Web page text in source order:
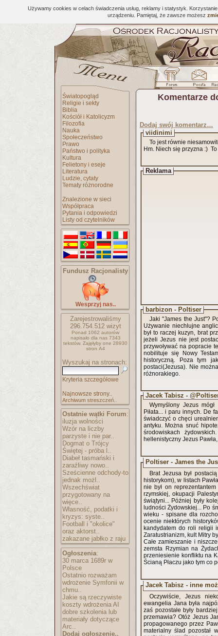
Używamy cookies w celach świadczenia usług, reklamy i statystyk.
urządzeniu. Pamiętaj, że zawsze możesz
Światopogląd
Religie i sekty
Biblia
Kościół i Katolicyzm
Filozofia
Nauka
Społeczeństwo
Prawo
Państwo i polityka
Kultura
Felietony i eseje
Literatura
Ludzie, cytaty
Tematy różnorodne
Znalezione w sieci
Współpraca
Pytania i odpowiedzi
Listy od czytelników
Fundusz Racjonalisty
Wesprzyj nas..
Zarejestrowaliśmy
296.754.512wizyt
Ponad 1062 autorów
napisało dla nas 7343
tekstów. Zajęłyby one 28930
stron A4
Wyszukaj na stronach:
Kryteria szczegółowe
Najnowsze strony..
Archiwum streszczeń..
Ostatnie wątki Forum:
iluzja wolności
Wzór na liczby
parzyste i nie par..
Dogmat o Trójcy
Świętej - próba l..
Diabeł tasmański i
zaraźliwy nowo..
Sześcienne odchody-to
jednak możl..
Wszechświat
przygotowany na
więce..
Własność, podatki i
kryzys: syste..
Football i "okolice"
oraz aktorst..
zakazane jabłko z raju
Ogłoszenia:
30 marca 1689r w
Polsce
Ostatnio rozważam
wdrożenie Symfonii w
chmu..
Jakie są rzeczywiste
koszty wdrożenia AI
dobre szkolenia lub
materiały dotyczące
Arc..
Dodaj ogłoszenie..
Komentarze
Dodaj swój komentarz…
viidinimi
To jest równie
Hm. Niech się przyzna :)
Reklama
barbizon - Poltiser
Jaki "James the Just"?
Używanie niechlujne
był to raczej kuzyn, brat
jeżeli Jezus nie jest
przywoływać na popracie
nobilituje się Nowy
historyczną. Poza tym
postaci(Jezusa). Nie
różnorakiego.
Jacek Tabisz -
Wymyślony Jezus
Piłata... i paru innych. De
świadczyć o chęci
antyku. Można snuć
środowiskach
hellenistyczny Jezus
Poltiser - James the
Brat Jezusa był
historykom), w listach
nie był on
rzymskiej, okupacji
świątyni... Później były
ludności Żydowskiej... Po
wieku - spisane dla
ocenie niektórych
kandydatem do roli religii
Zaratustrianizm, kult Mitry
Całe zamieszanie i
zemsta Rzymian na
przeniesienie konfliktu na
Ścianą Płaczu jako tym co
Jacek Tabisz - inne
Oczywiście, Jezus
ewangelia Jana była
zaś pozostałe były
przemawia? Otóż Jezus
propagowanego przez
materialny ślad pozostał